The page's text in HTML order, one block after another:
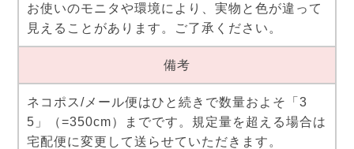
お使いのモニタや環境により、実物と色が違って
見えることがあります。ご了承ください。
備考
ネコポス/メール便はひと続きで数量およそ「3
5」（=350cm）までです。規定量を超える場合は
宅配便に変更して送らせていただきます。